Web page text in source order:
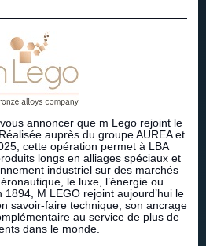
annoncer que m Lego rejoint le
auprès du groupe AUREA et
cette opération permet à LBA
longs en alliages spéciaux et
industriel sur des marchés
le luxe, l’énergie ou
1894, M LEGO rejoint aujourd’hui le
savoir-faire technique, son ancrage
au service de plus de
dans le monde.